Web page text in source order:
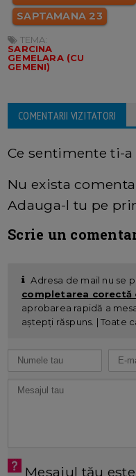
SAPTAMANA 23
TEMA:
SARCINA
GEMELARA (CU
GEMENI)
COMENTARII VIZITATORI
Ce sentimente ti-
Nu exista
Adauga-l tu pe
Scrie un
Adresa de mail nu se
completarea corectă
aprobarea rapidă a
aștepți răspuns. | Toate
Mesajul tău